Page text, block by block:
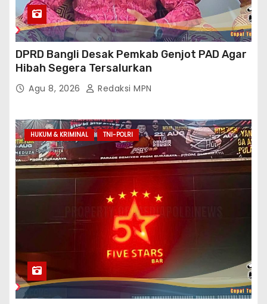
DPRD Bangli Desak Pemkab Genjot PAD Agar
Hibah Segera Tersalurkan
Agu 8, 2026 Redaksi MPN
HUKUM & KRIMINAL TNI-POLRI